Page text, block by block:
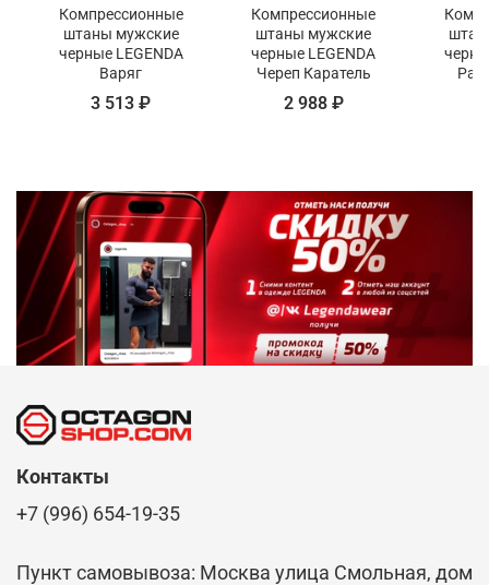
Компрессионные
штаны мужские
черные LEGENDA
Варяг
3 513 ₽
Компрессионные
штаны мужские
черные LEGENDA
Череп Каратель
2 988 ₽
Контакты
+7 (996) 654-19-35
Пункт самовывоза: Москва улица Смольная, дом